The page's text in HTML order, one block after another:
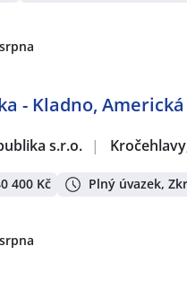
- Kladno,
s.r.o. |
400 Kč Plný úvazek,